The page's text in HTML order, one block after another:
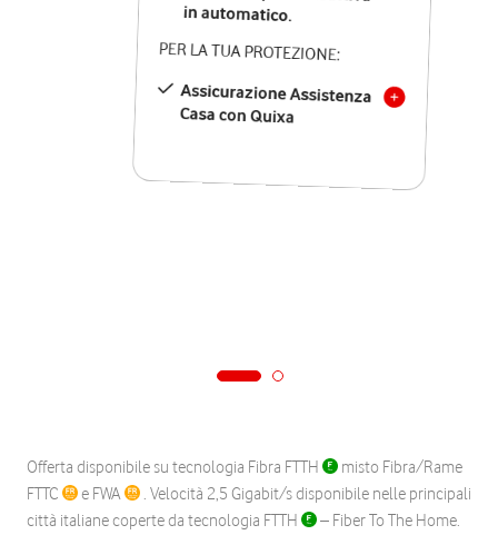
in automatico.
PER LA TUA PROTEZIONE:
Assicurazione Assistenza
Casa con Quixa
Offerta disponibile su tecnologia Fibra FTTH
misto Fibra/Rame
FTTC
e FWA
. Velocità 2,5 Gigabit/s disponibile nelle principali
città italiane coperte da tecnologia FTTH
– Fiber To The Home.